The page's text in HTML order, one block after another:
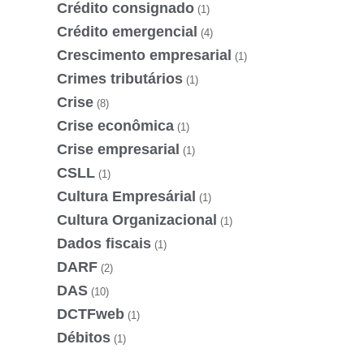
Crédito consignado (1)
Crédito emergencial (4)
Crescimento empresarial (1)
Crimes tributários (1)
Crise (8)
Crise econômica (1)
Crise empresarial (1)
CSLL (1)
Cultura Empresárial (1)
Cultura Organizacional (1)
Dados fiscais (1)
DARF (2)
DAS (10)
DCTFweb (1)
Débitos (1)